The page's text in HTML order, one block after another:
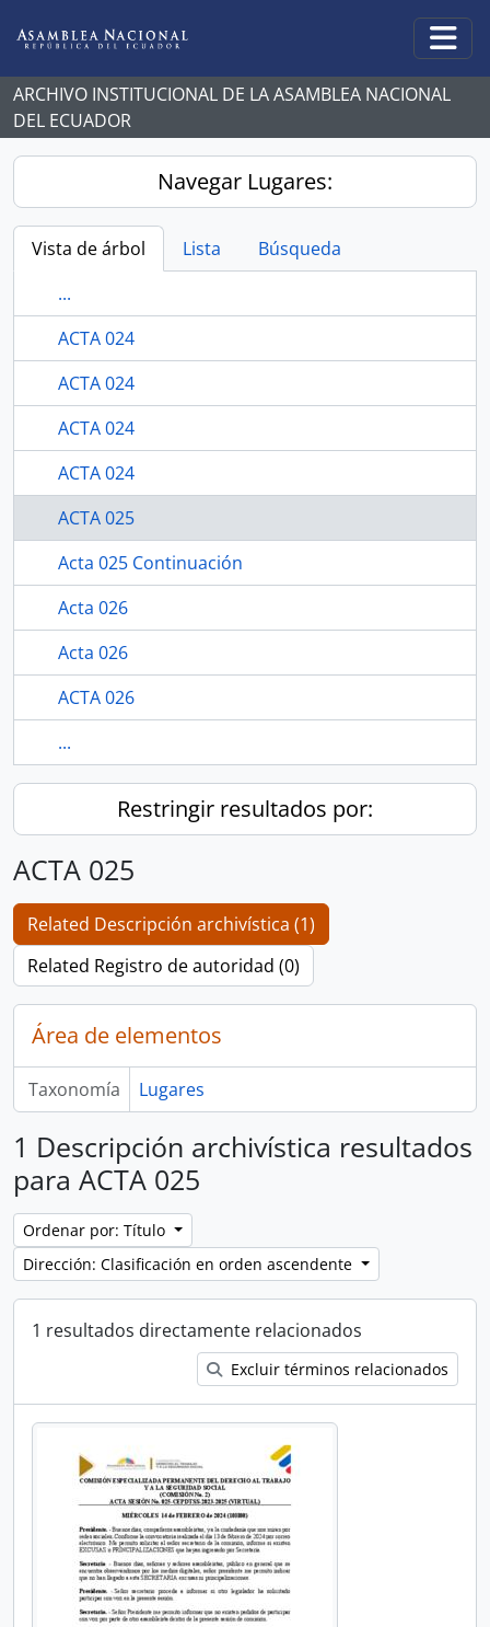
ARCHIVO INSTITUCIONAL DE LA ASAMBLEA NACIONAL
DEL ECUADOR
Navegar Lugares:
Vista de árbol Lista
Búsqueda
...
ACTA 024
ACTA 024
ACTA 024
ACTA 024
ACTA 025
Acta 025 Continuación
Acta 026
Acta 026
ACTA 026
...
Restringir resultados por:
ACTA 025
Related Descripción archivística (1)
Related Registro de autoridad (0)
Área de elementos
Taxonomía Lugares
1 Descripción archivística resultados
para ACTA 025
Ordenar por: Título
Dirección: Clasificación en orden ascendente
1 resultados directamente relacionados
Excluir términos relacionados